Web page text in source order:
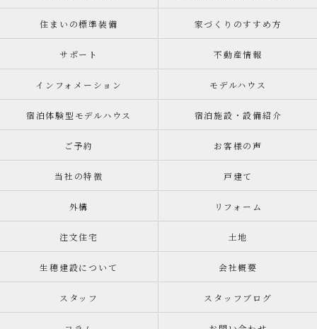
住まいの標準装備 家づくりのすすめ方
サポート 不動産情報
インフォメーション モデルハウス
宿泊体験型モデルハウス 宿泊施設・設備紹介
ご予約 お客様の声
当社の特徴 戸建て
外構 リフォーム
注文住宅 土地
生穂建設について 会社概要
スタッフ スタッフブログ